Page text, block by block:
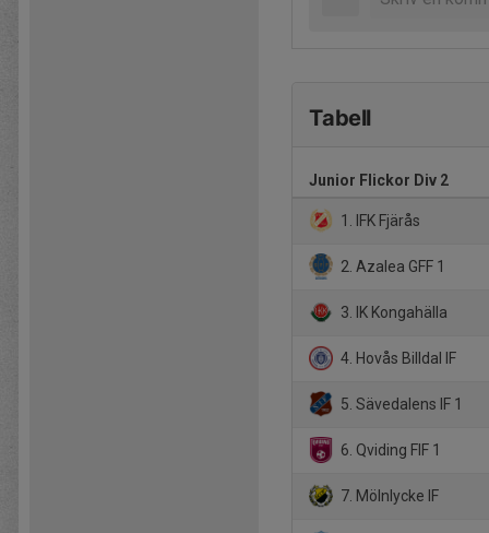
Tabell
Junior Flickor Div 2
1. IFK Fjärås
2. Azalea GFF 1
3. IK Kongahälla
4. Hovås Billdal IF
5. Sävedalens IF 1
6. Qviding FIF 1
7. Mölnlycke IF